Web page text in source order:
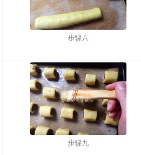
步骤八
步骤九